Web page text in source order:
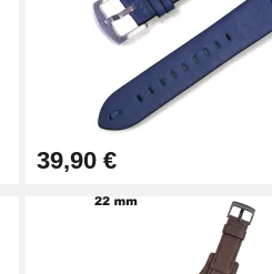
trou)
de Montre
39,90 €